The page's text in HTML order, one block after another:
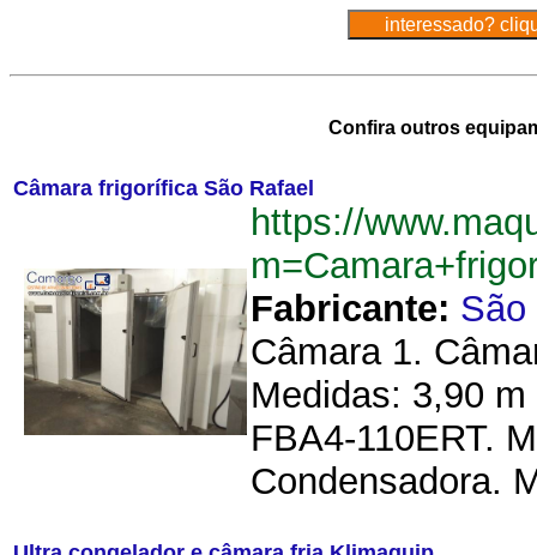
Confira outros
Câmara frigorífica São Rafael
https://
Fabricante: São
Câmara 1.
Medidas: 3,90
FBA4-110ERT.
Condensadora.